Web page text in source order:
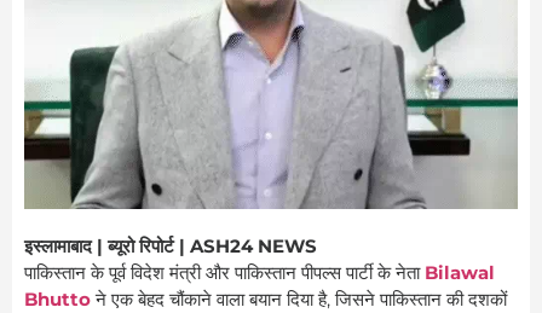
इस्लामाबाद | ब्यूरो रिपोर्ट | ASH24 NEWS
पाकिस्तान के पूर्व विदेश मंत्री और पाकिस्तान पीपल्स पार्टी के नेता Bilawal
Bhuttoने एक बेहद चौंकाने वाला बयान दिया है, जिसने पाकिस्तान की दशकों